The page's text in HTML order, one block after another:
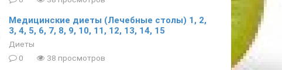
Медицинские диеты (Лечебные столы) 1, 2,
3, 4, 5, 6, 7, 8, 9, 10, 11, 12, 13, 14, 15
Диеты
0
38 просмотров